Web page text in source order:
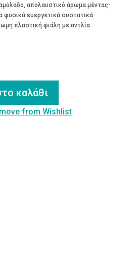
απολαυστικό άρωμα μέντας-
φυσικά ευεργετικά συστατικά.
πλαστική φιάλη με αντλία
καλάθι
from Wishlist